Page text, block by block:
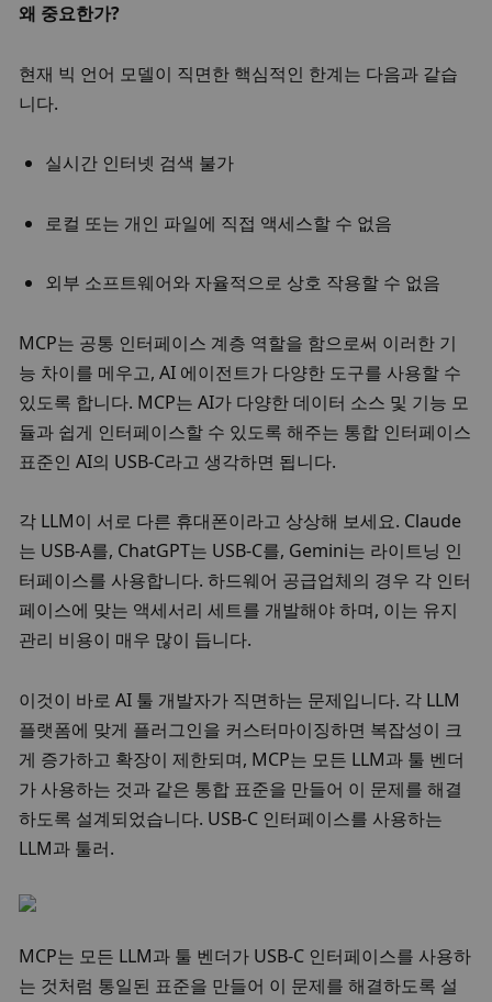
왜 중요한가?
현재 빅 언어 모델이 직면한 핵심적인 한계는 다음과 같습
니다.
실시간 인터넷 검색 불가
로컬 또는 개인 파일에 직접 액세스할 수 없음
외부 소프트웨어와 자율적으로 상호 작용할 수 없음
MCP는 공통 인터페이스 계층 역할을 함으로써 이러한 기
능 차이를 메우고, AI 에이전트가 다양한 도구를 사용할 수
있도록 합니다. MCP는 AI가 다양한 데이터 소스 및 기능 모
듈과 쉽게 인터페이스할 수 있도록 해주는 통합 인터페이스
표준인 AI의 USB-C라고 생각하면 됩니다.
각 LLM이 서로 다른 휴대폰이라고 상상해 보세요. Claude
는 USB-A를, ChatGPT는 USB-C를, Gemini는 라이트닝 인
터페이스를 사용합니다. 하드웨어 공급업체의 경우 각 인터
페이스에 맞는 액세서리 세트를 개발해야 하며, 이는 유지
관리 비용이 매우 많이 듭니다.
이것이 바로 AI 툴 개발자가 직면하는 문제입니다. 각 LLM
플랫폼에 맞게 플러그인을 커스터마이징하면 복잡성이 크
게 증가하고 확장이 제한되며, MCP는 모든 LLM과 툴 벤더
가 사용하는 것과 같은 통합 표준을 만들어 이 문제를 해결
하도록 설계되었습니다. USB-C 인터페이스를 사용하는
LLM과 툴러.
MCP는 모든 LLM과 툴 벤더가 USB-C 인터페이스를 사용하
는 것처럼 통일된 표준을 만들어 이 문제를 해결하도록 설